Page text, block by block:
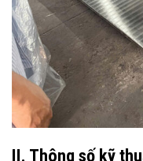
II. Thông số kỹ